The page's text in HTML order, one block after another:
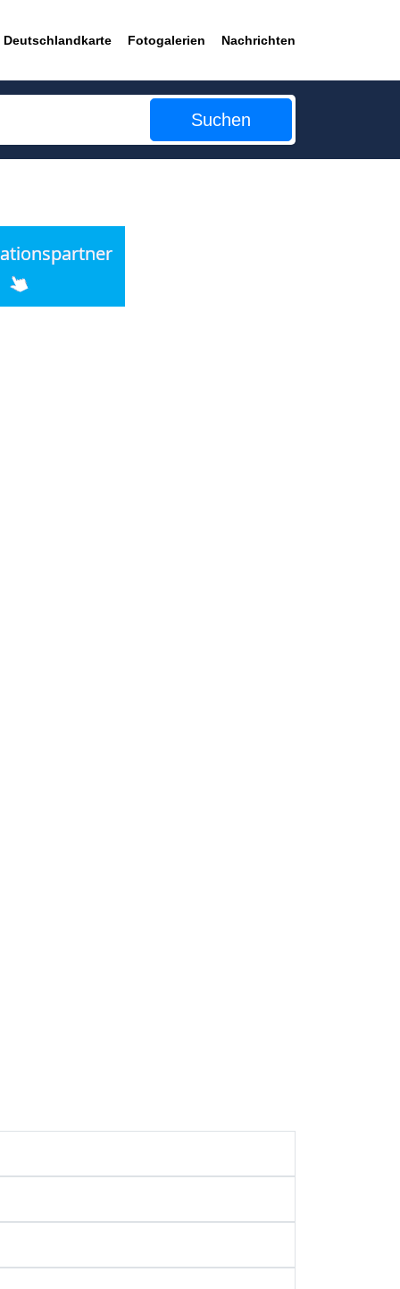
Deutschlandkarte Fotogalerien Nachrichten
Suchen